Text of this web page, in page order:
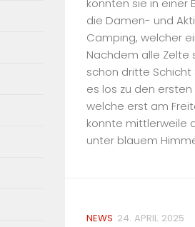
die Damen- und
Camping, welcher
Nachdem alle
schon dritte
es los zu den
welche erst am
konnte mittlerweile
unter blauem
NEWS 24. APRIL 2025